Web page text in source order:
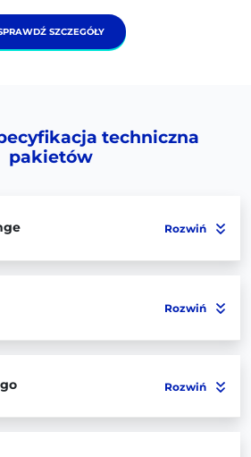
SZCZEGÓŁY
techniczna
pakietów
Rozwiń
Rozwiń
Rozwiń